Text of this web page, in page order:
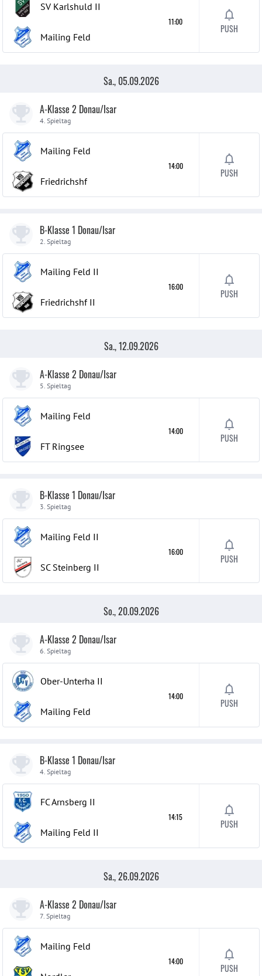
SV Karlshuld II
Mailing Feld
11:00
PUSH
Sa., 05.09.2026
A-Klasse 2 Donau/Isar
4. Spieltag
Mailing Feld
Friedrichshf
14:00
PUSH
B-Klasse 1 Donau/Isar
2. Spieltag
Mailing Feld II
Friedrichshf II
16:00
PUSH
Sa., 12.09.2026
A-Klasse 2 Donau/Isar
5. Spieltag
Mailing Feld
FT Ringsee
14:00
PUSH
B-Klasse 1 Donau/Isar
3. Spieltag
Mailing Feld II
SC Steinberg II
16:00
PUSH
So., 20.09.2026
A-Klasse 2 Donau/Isar
6. Spieltag
Ober-Unterha II
Mailing Feld
14:00
PUSH
B-Klasse 1 Donau/Isar
4. Spieltag
FC Arnsberg II
Mailing Feld II
14:15
PUSH
Sa., 26.09.2026
A-Klasse 2 Donau/Isar
7. Spieltag
Mailing Feld
14:00
PUSH